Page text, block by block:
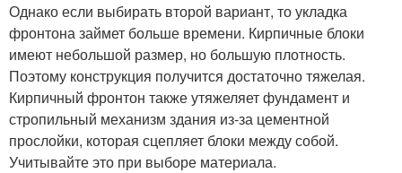
Однако если выбирать второй вариант, то укладка
фронтона займет больше времени. Кирпичные блоки
имеют небольшой размер, но большую плотность.
Поэтому конструкция получится достаточно тяжелая.
Кирпичный фронтон также утяжеляет фундамент и
стропильный механизм здания из-за цементной
прослойки, которая сцепляет блоки между собой.
Учитывайте это при выборе материала.